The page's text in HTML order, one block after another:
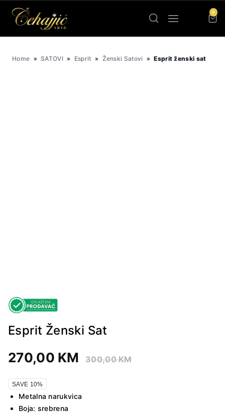
0
Home » SATOVI » Esprit » Ženski Satovi » Esprit ženski sat
Esprit Ženski Sat
270,00 KM 300,00KM
SAVE 10%
Metalna narukvica
Boja: srebrena